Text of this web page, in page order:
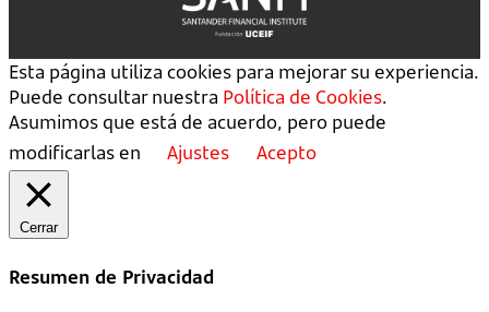
Esta página utiliza cookies para mejorar su experiencia.
Puede consultar nuestra Política de Cookies.
Asumimos que está de acuerdo, pero puede
modificarlas en
Ajustes Acepto
Cerrar
Resumen de Privacidad